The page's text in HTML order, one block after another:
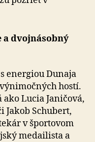
a dvojnásobný
energiou Dunaja
hostí.
Lucia Janičová,
Jakob Schubert,
v športovom
medailista a